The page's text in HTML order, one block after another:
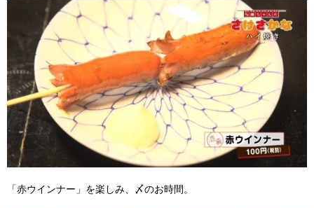
「赤ウインナー」を楽しみ、〆のお時間。